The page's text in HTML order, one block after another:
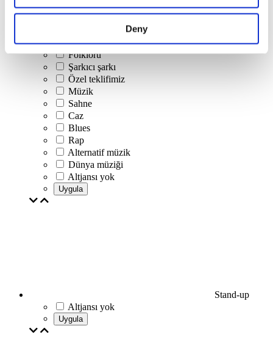
Deny
Pop müzik
Rock müzik
İsrail müziği
Folklorü
Şarkıcı şarkı
Özel teklifimiz
Müzik
Sahne
Caz
Blues
Rap
Alternatif müzik
Dünya müziği
Altjansı yok
Uygula
Stand-up
Altjansı yok
Uygula